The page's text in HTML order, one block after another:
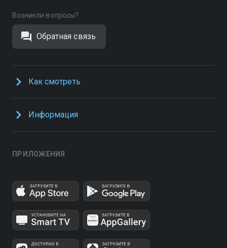
Возникли вопросы?
Обратная связь
Как смотреть
Информация
ПРИЛОЖЕНИЯ